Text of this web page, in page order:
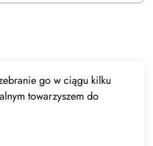
go w ciągu kilku
towarzyszem do